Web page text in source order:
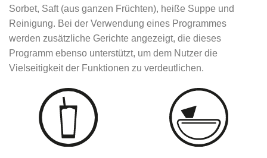
Sorbet, Saft (aus ganzen Früchten), heiße Suppe und
Reinigung. Bei der Verwendung eines Programmes
werden zusätzliche Gerichte angezeigt, die dieses
Programm ebenso unterstützt, um dem Nutzer die
Vielseitigkeit der Funktionen zu verdeutlichen.